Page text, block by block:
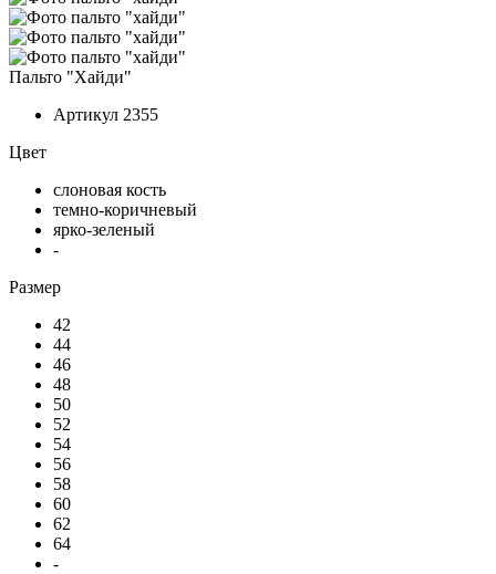
Пальто "Хайди"
Артикул 2355
Цвет
слоновая кость
темно-коричневый
ярко-зеленый
-
Размер
42
44
46
48
50
52
54
56
58
60
62
64
-